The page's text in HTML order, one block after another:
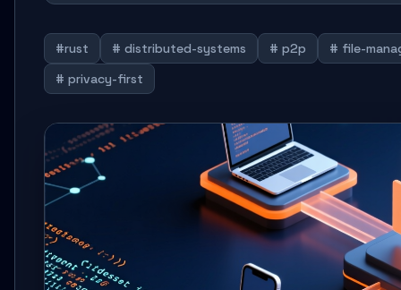
#rust # distributed-systems # p2p
# file-
# privacy-first